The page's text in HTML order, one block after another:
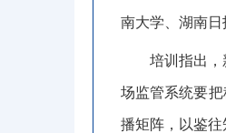
南大学、湖南
培训指出 ，
场监管系统要
播矩阵，以鉴